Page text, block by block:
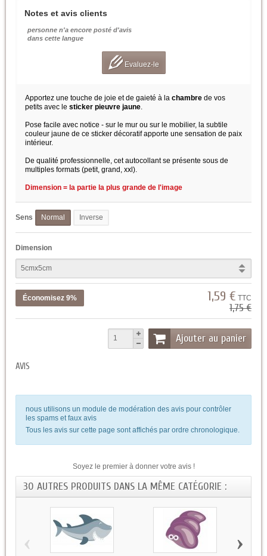
Notes et avis clients
personne n'a encore posté d'avis
dans cette langue
Evaluez-le
Apportez une touche de joie et de gaieté à la chambre de vos
petits avec le sticker pieuvre jaune.
Pose facile avec notice - sur le mur ou sur le mobilier, la subtile
couleur jaune de ce sticker décoratif apporte une sensation de paix
intérieur.
De qualité professionnelle, cet autocollant se présente sous de
multiples formats (petit, grand, xxl).
Dimension = la partie la plus grande de l'image
Sens Normal Inverse
Dimension
Économisez 9% 1,59 € TTC
1,75 €
Ajouter au panier
AVIS
nous utilisons un module de modération des avis pour contrôler
les spams et faux avis
Tous les avis sur cette page sont affichés par ordre chronologique.
Soyez le premier à donner votre avis !
30 AUTRES PRODUITS DANS LA MÊME CATÉGORIE :
‹ ›